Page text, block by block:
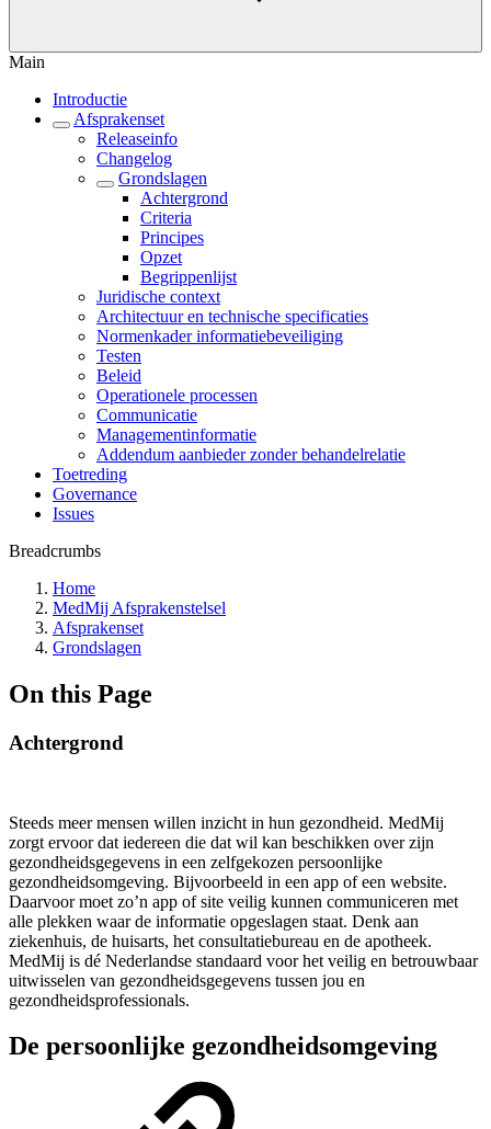
Main
Introductie
Afsprakenset
Releaseinfo
Changelog
Grondslagen
Achtergrond
Criteria
Principes
Opzet
Begrippenlijst
Juridische context
Architectuur en technische specificaties
Normenkader informatiebeveiliging
Testen
Beleid
Operationele processen
Communicatie
Managementinformatie
Addendum aanbieder zonder behandelrelatie
Toetreding
Governance
Issues
Breadcrumbs
Home
MedMij Afsprakenstelsel
Afsprakenset
Grondslagen
On this Page
Achtergrond
Steeds meer mensen willen inzicht in hun gezondheid. MedMij
zorgt ervoor dat iedereen die dat wil kan beschikken over zijn
gezondheidsgegevens in een zelfgekozen persoonlijke
gezondheidsomgeving. Bijvoorbeeld in een app of een website.
Daarvoor moet zo’n app of site veilig kunnen communiceren met
alle plekken waar de informatie opgeslagen staat. Denk aan
ziekenhuis, de huisarts, het consultatiebureau en de apotheek.
MedMij is dé Nederlandse standaard voor het veilig en betrouwbaar
uitwisselen van gezondheidsgegevens tussen jou en
gezondheidsprofessionals.
De persoonlijke gezondheidsomgeving